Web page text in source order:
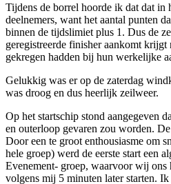
Tijdens de borrel hoorde ik dat dat in
deelnemers, want het aantal punten
binnen de tijdslimiet plus 1. Dus de
geregistreerde finisher aankomt krijgt
gekregen hadden bij hun werkelijke
Gelukkig was er op de zaterdag
was droog en dus heerlijk zeilweer.
Op het startschip stond aangegeven
en outerloop gevaren zou worden.
Door een te groot enthousiasme om
hele groep) werd de eerste start een
Evenement- groep, waarvoor wij ons
volgens mij 5 minuten later starten.